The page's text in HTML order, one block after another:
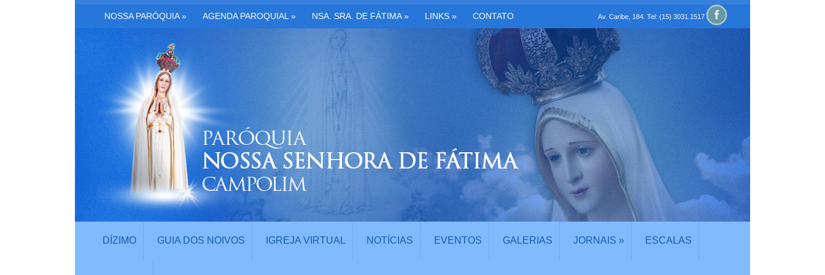
NOSSA PARÓQUIA» AGENDA PAROQUIAL » NSA. SRA. DE FÁTIMA» LINKS » CONTATO Av. Caribe, 184. Tel: (15) 3031.1517
DÍZIMO GUIA DOS NOIVOS IGREJA VIRTUAL NOTÍCIAS EVENTOS GALERIAS JORNAIS » ESCALAS